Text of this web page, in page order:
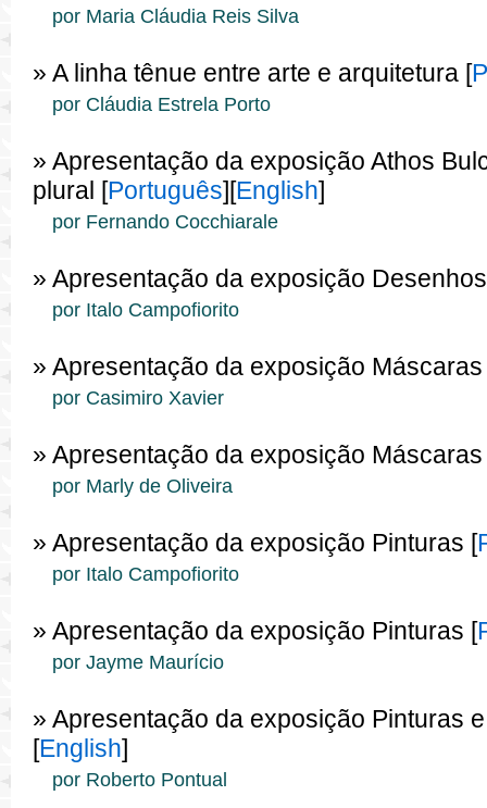
por Maria Cláudia Reis Silva
» A linha tênue entre arte e arquitetura [
por Cláudia Estrela Porto
» Apresentação da exposição Athos
plural [Português][English]
por Fernando Cocchiarale
» Apresentação da exposição
por Italo Campofiorito
» Apresentação da exposição Máscaras
por Casimiro Xavier
» Apresentação da exposição Máscaras
por Marly de Oliveira
» Apresentação da exposição Pinturas [
por Italo Campofiorito
» Apresentação da exposição Pinturas [
por Jayme Maurício
» Apresentação da exposição Pinturas
[English]
por Roberto Pontual